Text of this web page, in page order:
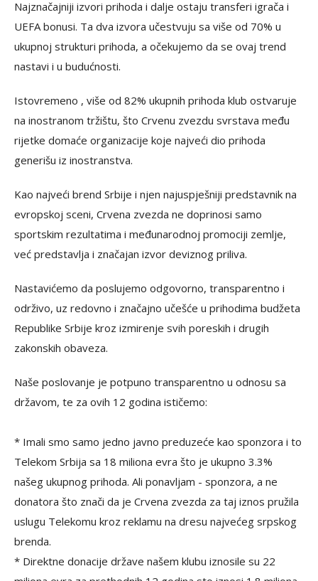
Najznačajniji izvori prihoda i dalje ostaju transferi igrača i
UEFA bonusi. Ta dva izvora učestvuju sa više od 70% u
ukupnoj strukturi prihoda, a očekujemo da se ovaj trend
nastavi i u budućnosti.
Istovremeno , više od 82% ukupnih prihoda klub ostvaruje
na inostranom tržištu, što Crvenu zvezdu svrstava među
rijetke domaće organizacije koje najveći dio prihoda
generišu iz inostranstva.
Kao najveći brend Srbije i njen najuspješniji predstavnik na
evropskoj sceni, Crvena zvezda ne doprinosi samo
sportskim rezultatima i međunarodnoj promociji zemlje,
već predstavlja i značajan izvor deviznog priliva.
Nastavićemo da poslujemo odgovorno, transparentno i
održivo, uz redovno i značajno učešće u prihodima budžeta
Republike Srbije kroz izmirenje svih poreskih i drugih
zakonskih obaveza.
Naše poslovanje je potpuno transparentno u odnosu sa
državom, te za ovih 12 godina ističemo:
* Imali smo samo jedno javno preduzeće kao sponzora i to
Telekom Srbija sa 18 miliona evra što je ukupno 3.3%
našeg ukupnog prihoda. Ali ponavljam - sponzora, a ne
donatora što znači da je Crvena zvezda za taj iznos pružila
uslugu Telekomu kroz reklamu na dresu najvećeg srpskog
brenda.
* Direktne donacije države našem klubu iznosile su 22